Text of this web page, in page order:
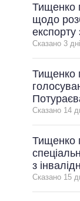
ВСІ
Тищенко
щодо
експорту
Сказано 3
Тищенко
Сказано 14
Тищенко
з
Сказано 15